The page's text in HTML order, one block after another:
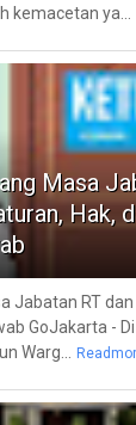
kemacetan ya...
Masa
Hak,
Jabatan RT dan
GoJakarta -
Warg...